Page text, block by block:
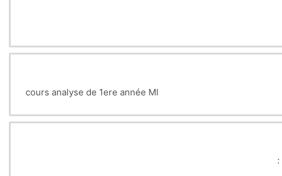
cours analyse de 1ere année MI